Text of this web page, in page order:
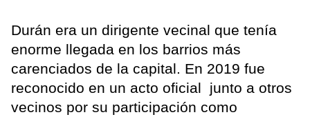
Durán era un dirigente vecinal que tenía
enorme llegada en los barrios más
carenciados de la capital. En 2019 fue
reconocido en un acto oficial junto a otros
vecinos por su participación como